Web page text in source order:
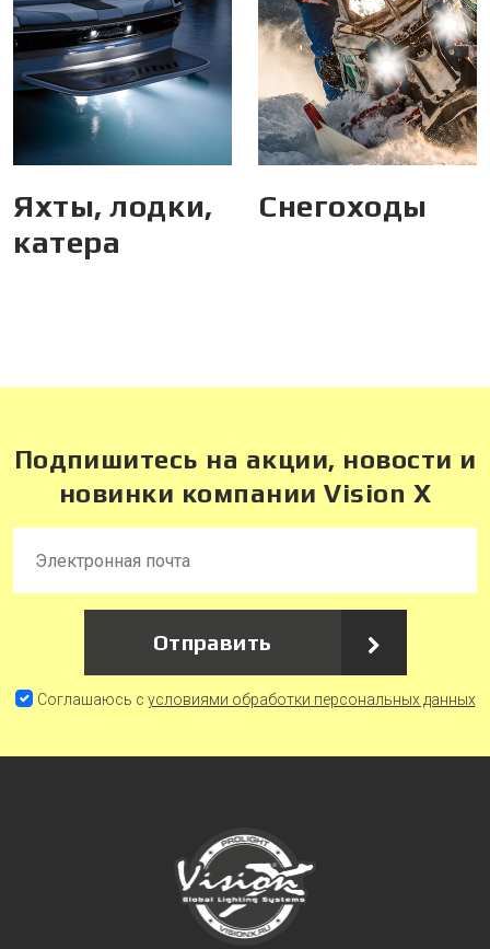
Яхты, лодки,
катера
Снегоходы
Подпишитесь на акции, новости и
новинки компании Vision X
Отправить
Соглашаюсь с условиями обработки персональных данных